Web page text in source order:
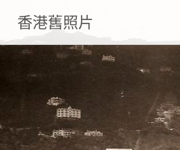
content
香港舊照片